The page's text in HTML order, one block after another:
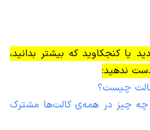
یا کنجکاوید که بیشتر بدانید،
ندهید:
چیست؟
چیز در همه‌ی کالت‌ها مشترک